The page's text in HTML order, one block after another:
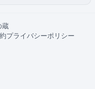
プライバシーポリシー